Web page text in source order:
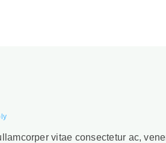
vitae consectetur ac,